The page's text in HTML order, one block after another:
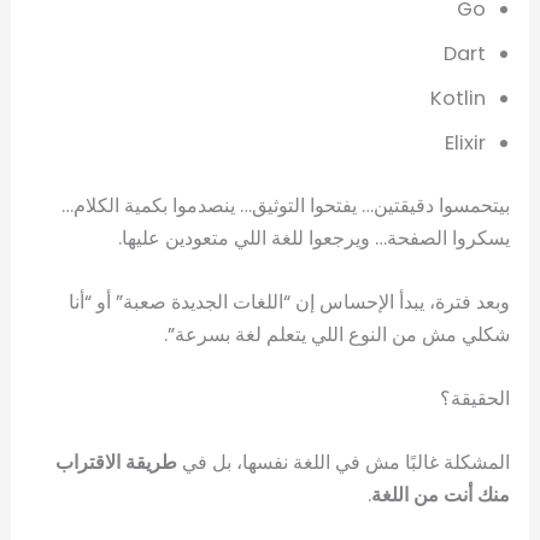
Go
Dart
Kotlin
Elixir
بيتحمسوا دقيقتين… يفتحوا التوثيق… ينصدموا بكمية الكلام…
يسكروا الصفحة… ويرجعوا للغة اللي متعودين عليها.
وبعد فترة، يبدأ الإحساس إن “اللغات الجديدة صعبة” أو “أنا
شكلي مش من النوع اللي يتعلم لغة بسرعة”.
الحقيقة؟
المشكلة غالبًا مش في اللغة نفسها، بل فيطريقة الاقتراب
منك أنت من اللغة.